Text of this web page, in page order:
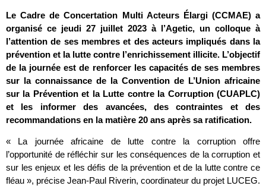
Le Cadre de Concertation Multi Acteurs Élargi (CCMAE) a
organisé ce jeudi 27 juillet 2023 à l’Agetic, un colloque à
l’attention de ses membres et des acteurs impliqués dans la
prévention et la lutte contre l’enrichissement illicite. L’objectif
de la journée est de renforcer les capacités de ses membres
sur la connaissance de la Convention de L’Union africaine
sur la Prévention et la Lutte contre la Corruption (CUAPLC)
et les informer des avancées, des contraintes et des
recommandations en la matière 20 ans après sa ratification.
« La journée africaine de lutte contre la corruption offre
l’opportunité de réfléchir sur les conséquences de la corruption et
sur les enjeux et les défis de la prévention et de la lutte contre ce
fléau », précise Jean-Paul Riverin, coordinateur du projet LUCEG.